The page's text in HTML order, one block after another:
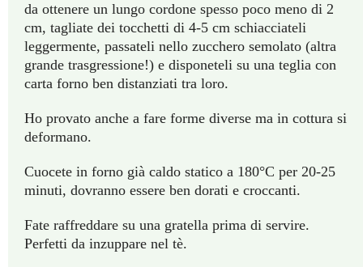
da ottenere un lungo cordone spesso poco meno di 2
cm, tagliate dei tocchetti di 4-5 cm schiacciateli
leggermente, passateli nello zucchero semolato (altra
grande trasgressione!) e disponeteli su una teglia con
carta forno ben distanziati tra loro.
Ho provato anche a fare forme diverse ma in cottura si
deformano.
Cuocete in forno già caldo statico a 180°C per 20-25
minuti, dovranno essere ben dorati e croccanti.
Fate raffreddare su una gratella prima di servire.
Perfetti da inzuppare nel tè.